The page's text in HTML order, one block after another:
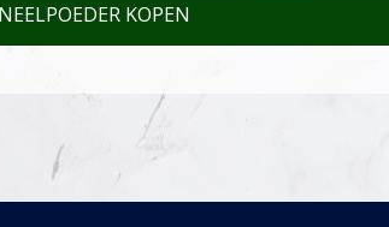
KOPEN